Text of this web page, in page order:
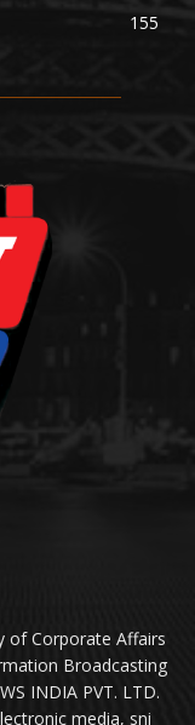
155
of Corporate Affairs
Broadcasting
INDIA PVT. LTD.
media, sni